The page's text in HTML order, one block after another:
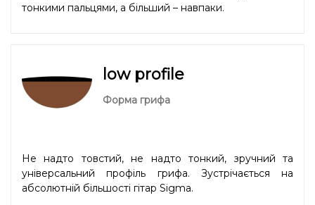
тонкими пальцями, а більший – навпаки.
low profile
Форма грифа
Не надто товстий, не надто тонкий, зручний та
універсальний профіль грифа. Зустрічається на
абсолютній більшості гітар Sigma.